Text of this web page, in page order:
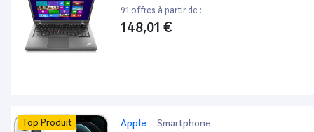
91 offres à partir de :
148,01 €
Top Produit Apple - Smartphone